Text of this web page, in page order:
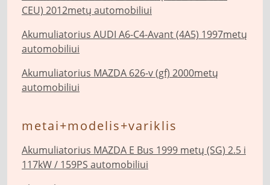
CEU) 2012metų automobiliui
Akumuliatorius AUDI A6-C4-Avant (4A5) 1997metų
automobiliui
Akumuliatorius MAZDA 626-v (gf) 2000metų
automobiliui
metai+modelis+variklis
Akumuliatorius MAZDA E Bus 1999 metų (SG) 2.5 i
117kW / 159PS automobiliui